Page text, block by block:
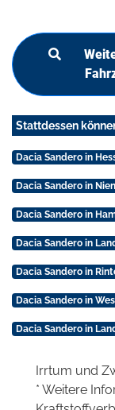
Stattdessen
Dacia Sandero in
Dacia Sandero in
Dacia Sandero in
Dacia Sandero in
Dacia Sandero in
Dacia Sandero in
Dacia Sandero in
Irrtum und
* Weitere